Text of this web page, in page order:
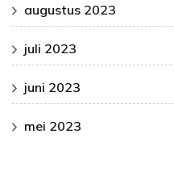
augustus 2023
juli 2023
juni 2023
mei 2023